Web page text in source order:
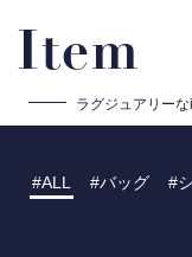
Item
ラグジュアリーな
ALL バッグ